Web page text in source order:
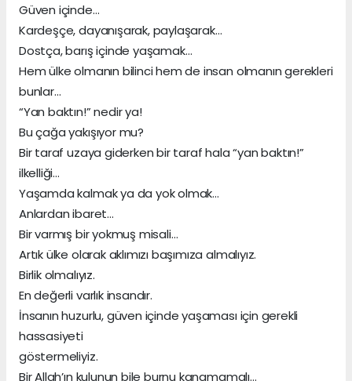
Güven içinde…
Kardeşçe, dayanışarak, paylaşarak…
Dostça, barış içinde yaşamak…
Hem ülke olmanın bilinci hem de insan olmanın gerekleri
bunlar…
“Yan baktın!” nedir ya!
Bu çağa yakışıyor mu?
Bir taraf uzaya giderken bir taraf hala “yan baktın!”
ilkelliği…
Yaşamda kalmak ya da yok olmak…
Anlardan ibaret…
Bir varmış bir yokmuş misali…
Artık ülke olarak aklımızı başımıza almalıyız.
Birlik olmalıyız.
En değerli varlık insandır.
İnsanın huzurlu, güven içinde yaşaması için gerekli
hassasiyeti
göstermeliyiz.
Bir Allah’ın kulunun bile burnu kanamamalı…